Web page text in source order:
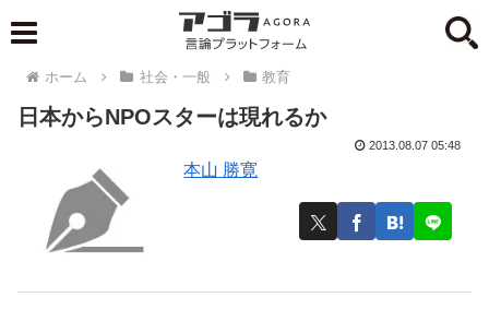
ホーム 社会・一般 教育
日本からNPOスターは現れるか
本山 勝寛
2013.08.07 05:48